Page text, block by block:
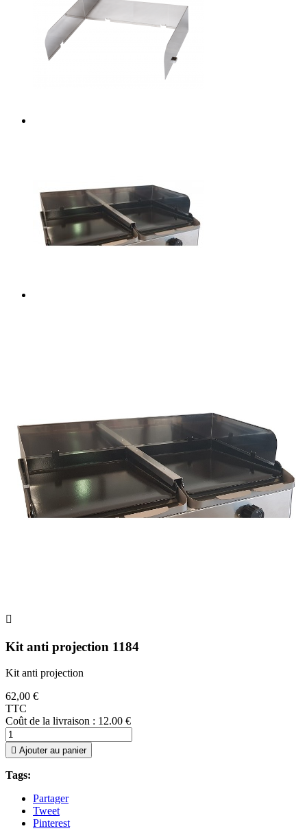

Kit anti projection 1184
Kit anti projection
62,00 €
TTC
Coût de la livraison : 12.00 €
 Ajouter au panier
Tags:
Partager
Tweet
Pinterest